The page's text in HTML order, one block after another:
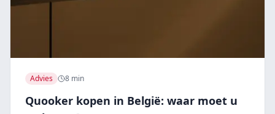
Advies 8 min
Quooker kopen in België: waar moet u